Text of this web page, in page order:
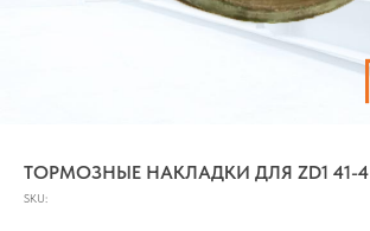
ТОРМОЗНЫЕ НАКЛАДКИ ДЛЯ ZD1 41-4
SKU: